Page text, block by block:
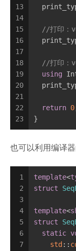
13
14
15
16
17
18
19
20
21
22
23
//打印
//打印
using
return 0
}
也可以利用编译
1
2
3
4
5
6
7
template<
struct
template<
struct
static
std ::